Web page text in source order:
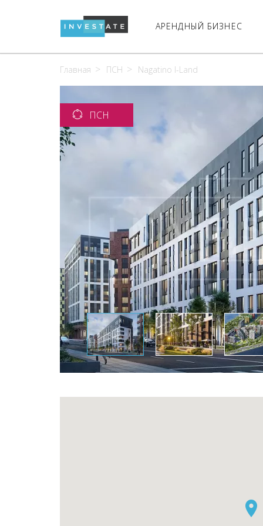
АРЕНДНЫЙ БИЗНЕС
Главная ПСН Nagatino I-Land
ПСН